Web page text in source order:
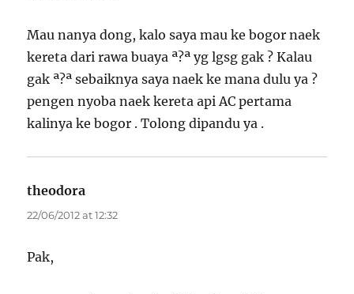
Mau nanya dong, kalo saya mau ke bogor naek
kereta dari rawa buaya ª?ª yg lgsg gak ? Kalau
gak ª?ª sebaiknya saya naek ke mana dulu ya ?
pengen nyoba naek kereta api AC pertama
kalinya ke bogor . Tolong dipandu ya .
theodora
22/06/2012 at 12:32
Pak,